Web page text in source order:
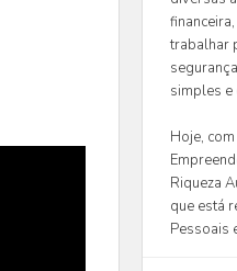
trabalhar
simples
Hoje,
Riqueza
que está
Pessoais